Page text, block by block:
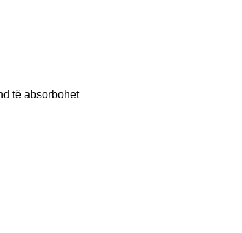
të absorbohet